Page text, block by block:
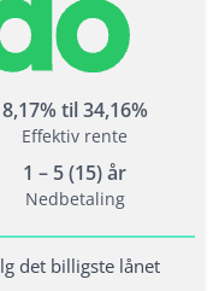
års
8,17% til 34,16%
Effektiv rente
1 – 5 (15) år
Nedbetaling
det billigste lånet